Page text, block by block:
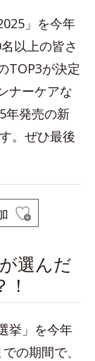
」を今年
以上の皆さ
TOP3が決定
ナーケアな
年発売の新
。ぜひ最後
選んだ
挙」を今年
の期間で、